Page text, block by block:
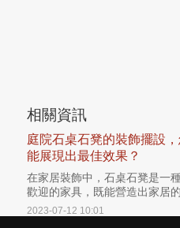
相關資訊
庭院石桌石凳的裝飾擺設
能展現出最佳效果？
在家居裝飾中，石桌石凳是一
歡迎的家具，既能營造出家居的
又能給人以溫暖安詳的感受。庭
石凳的裝飾擺設，也是家居裝
2023-07-12 10:01